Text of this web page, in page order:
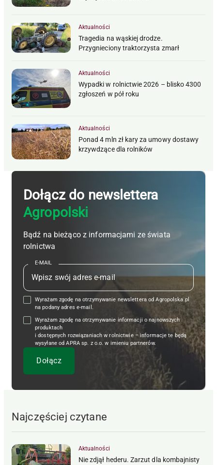
Aktualności
Tragedia na wąskiej drodze.
Przygnieciony traktorzysta zmarł
Aktualności
Wypadki w rolnictwie 2026 – blisko 4300
zgłoszeń w pół roku
Aktualności
Ponad 4 mln zł kary za umowy dostawy
krzywdzące dla rolników
Dołącz do newslettera
Agropolski
Bądź na bieżąco z informacjami ze świata
rolnictwa
E-MAIL
Wyrażam zgodę na otrzymywanie newslettera od Agropolska.pl
na podany adres e-mail.
Wyrażam zgodę na otrzymywanie informacji o najnowszych
produktach
i dostępnych rozwiązaniach w rolnictwie – informacje te będą
wysyłane od APRA sp. z o.o. w imieniu partnerów.
Najczęściej czytane
Aktualności
Nie zdjął hederu. Zarzut dla kombajnisty